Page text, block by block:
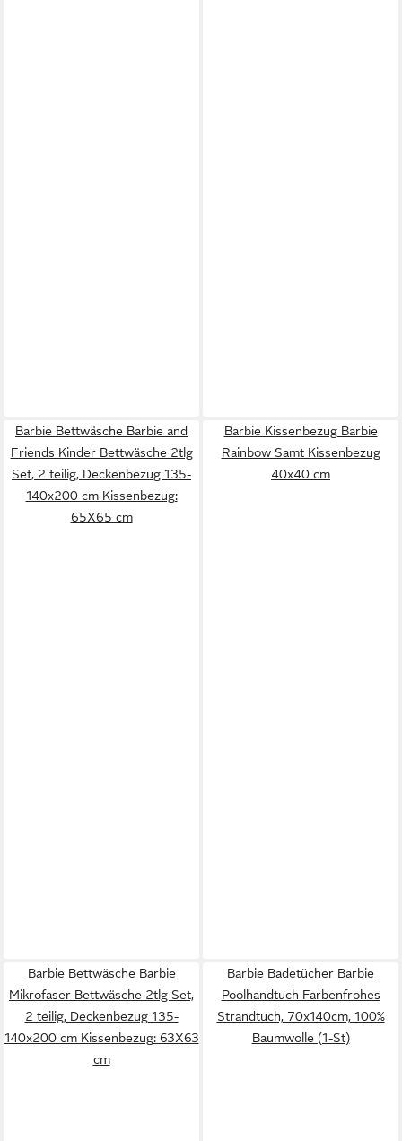
Barbie Bettwäsche Barbie and
Friends Kinder Bettwäsche 2tlg
Set, 2 teilig, Deckenbezug 135-
140x200 cm Kissenbezug:
65X65 cm
Barbie Kissenbezug Barbie
Rainbow Samt Kissenbezug
40x40 cm
Barbie Bettwäsche Barbie
Mikrofaser Bettwäsche 2tlg Set,
2 teilig, Deckenbezug 135-
140x200 cm Kissenbezug: 63X63
cm
Barbie Badetücher Barbie
Poolhandtuch Farbenfrohes
Strandtuch, 70x140cm, 100%
Baumwolle (1-St)